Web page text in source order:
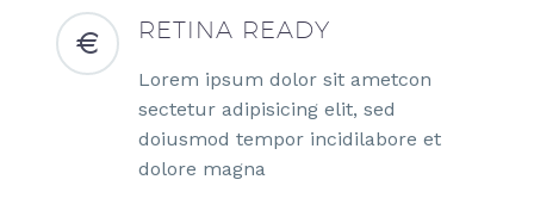
RETINA READY
Lorem ipsum dolor sit ametcon
sectetur adipisicing elit, sed
doiusmod tempor incidilabore et
dolore magna